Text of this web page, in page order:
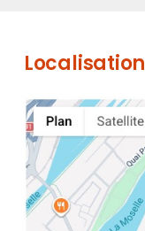
Localisation